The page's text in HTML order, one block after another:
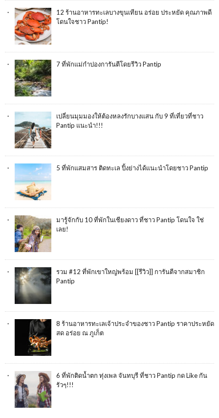
12 ร้านอาหารทะเลบางขุนเทียน อร่อย ประหยัด คุณภาพดี
โดนใจชาว Pantip!
7 ที่พักแม่กำปองการันตีโดยรีวิว Pantip
เปลี่ยนมุมมองให้ต้องหลงรักบางแสน กับ 9 ที่เที่ยวที่ชาว
Pantip แนะนำ!!!
5 ที่พักแสมสาร ติดทะเล ปิ้งย่างได้แนะนำโดยชาว Pantip
มารู้จักกับ 10 ที่พักในเชียงดาว ที่ชาว Pantip โดนใจ ใช่
เลย!
รวม #12 ที่พักเขาใหญ่พร้อม [[รีวิว]] การันตีจากสมาชิก
Pantip
8 ร้านอาหารทะเลเจ้าประจำของชาว Pantip ราคาประหยัด
สด อร่อย ณ ภูเก็ต
6 ที่พักติดน้ำตก ทุ่งเพล จันทบุรี ที่ชาว Pantip กด Like กัน
รัวๆ!!!